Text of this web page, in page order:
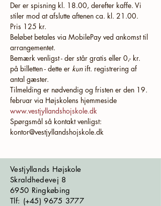
Der er spisning kl. 18.00, derefter kaffe. Vi
stiler mod at afslutte aftenen ca. kl. 21.00.
Pris 125 kr.
Beløbet betales via MobilePay ved ankomst til
arrangementet.
Bemærk venligst - der står gratis eller 0,- kr.
på billetten - dette er kun ift. registrering af
antal gæster.
Tilmelding er nødvendig og fristen er den 19.
februar via Højskolens hjemmeside
www.vestjyllandshojskole.dk
Spørgsmål så kontakt venligst:
kontor@vestjyllandshojskole.dk
Vestjyllands Højskole
Skraldhedevej 8
6950 Ringkøbing
​​​Tlf: (+45)9675 3777